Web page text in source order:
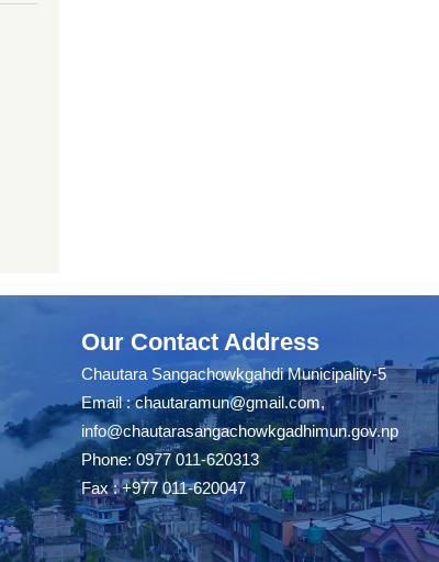
Our Contact Address
Chautara Sangachowkgahdi Municipality-5
Email :chautaramun@gmail.com,
info@chautarasangachowkgadhimun.gov.np
Phone: 0977 011-620313
Fax : +977 011-620047